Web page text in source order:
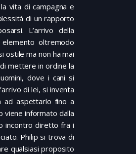
vita di campagna e
di un rapporto
L’arrivo della
oltremodo
ostile ma non ha mai
mettere in ordine la
dove i cani si
di lei, si inventa
ad aspettarlo fino a
viene informato dalla
incontro diretto fra i
Philip si trova di
qualsiasi proposito